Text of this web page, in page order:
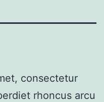
consectetur
rhoncus arcu